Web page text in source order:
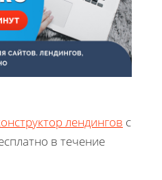
лендингов с
в течение